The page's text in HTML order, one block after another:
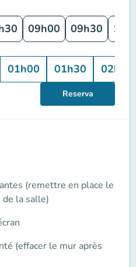
09h00 09h30
01h00 01h30 02h00
Reserva
(remettre en place le
la salle)
(effacer le mur après